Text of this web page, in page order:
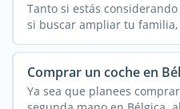
Tanto si estás
si buscar ampliar tu
...
Comprar un coche en
Ya sea que planees